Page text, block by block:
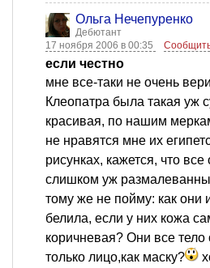
Ольга Нечепуренко
Дебютант
17 ноября 2006 в 00:35
если честно
мне все-таки не очень
Клеопатра была такая уж
красивая, по нашим
не нравятся мне их
рисунках, кажется, что все
слишком уж
тому же не пойму: как они
белила, если у них кожа
коричневая? Они все тело
только лицо,как маску?